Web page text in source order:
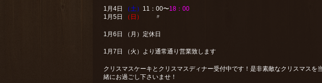
1月4日 （土） 11：00〜18：00
1月5日
（日） 〃
1月6日 （月）定休日
1月7日 （火）より通常通り営業致します
クリスマスケーキとクリスマスディナー受付中です！是非素敵なクリスマスを
緒にお過ごし下さいませ！